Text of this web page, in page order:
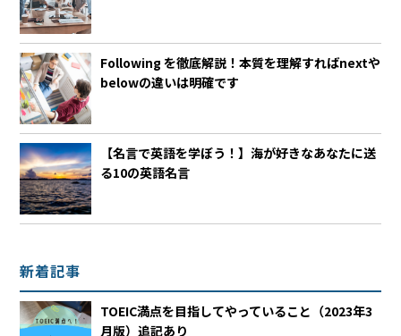
Following を徹底解説！本質を理解すればnextや
belowの違いは明確です
【名言で英語を学ぼう！】海が好きなあなたに送
る10の英語名言
新着記事
TOEIC満点を目指してやっていること（2023年3
月版）追記あり